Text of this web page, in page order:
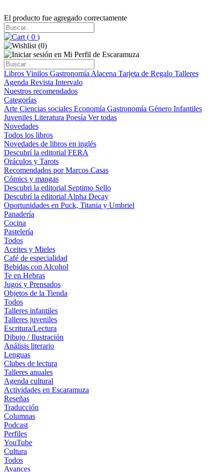
El producto fue agregado correctamente
( 0 )
(0)
Libros Vinilos Gastronomía Alacena Tarjeta de Regalo Talleres
Agenda Revista Intervalo
Nuestros recomendados
Categorías
Arte Ciencias sociales Economía Gastronomía Género Infantiles
Juveniles Literatura Poesía Ver todas
Novedades
Todos los libros
Novedades de libros en inglés
Descubrí la editorial FERA
Oráculos y Tarots
Recomendados por Marcos Casas
Cómics y mangas
Descubri la editorial Septimo Sello
Descubrí la editorial Alpha Decay
Oportunidades en Puck, Titania y Umbriel
Panadería
Cocina
Pastelería
Todos
Aceites y Mieles
Café de especialidad
Bebidas con Alcohol
Te en Hebras
Jugos y Prensados
Objetos de la Tienda
Todos
Talleres infantiles
Talleres juveniles
Escritura/Lectura
Dibujo / Ilustración
Análisis literario
Lenguas
Clubes de lectura
Talleres anuales
Agenda cultural
Actividades en Escaramuza
Reseñas
Traducción
Columnas
Podcast
Perfiles
YouTube
Cultura
Todos
Avances